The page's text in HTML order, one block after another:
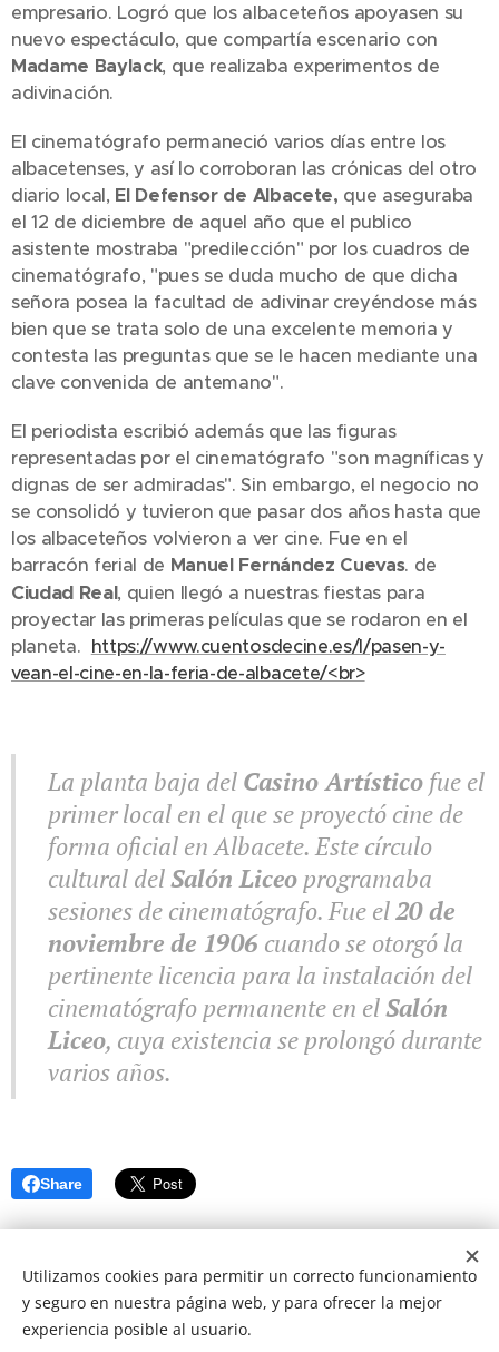
empresario. Logró que los albaceteños apoyasen su
nuevo espectáculo, que compartía escenario con
Madame Baylack, que realizaba experimentos de
adivinación.
El cinematógrafo permaneció varios días entre los
albacetenses, y así lo corroboran las crónicas del otro
diario local, El Defensor de Albacete, que aseguraba
el 12 de diciembre de aquel año que el publico
asistente mostraba "predilección" por los cuadros de
cinematógrafo, "pues se duda mucho de que dicha
señora posea la facultad de adivinar creyéndose más
bien que se trata solo de una excelente memoria y
contesta las preguntas que se le hacen mediante una
clave convenida de antemano".
El periodista escribió además que las figuras
representadas por el cinematógrafo "son magníficas y
dignas de ser admiradas". Sin embargo, el negocio no
se consolidó y tuvieron que pasar dos años hasta que
los albaceteños volvieron a ver cine. Fue en el
barracón ferial de Manuel Fernández Cuevas. de
Ciudad Real, quien llegó a nuestras fiestas para
proyectar las primeras películas que se rodaron en el
planeta. https://www.cuentosdecine.es/l/pasen-y-
vean-el-cine-en-la-feria-de-albacete/<br>
La planta baja del Casino Artístico fue el
primer local en el que se proyectó cine de
forma oficial en Albacete. Este círculo
cultural delSalón Liceo programaba
sesiones de cinematógrafo. Fue el20 de
noviembre de 1906 cuando se otorgó la
pertinente licencia para la instalación del
cinematógrafo permanente en elSalón
Liceo, cuya existencia se prolongó durante
varios años.
Share
Utilizamos cookies para permitir un correcto funcionamiento
y seguro en nuestra página web, y para ofrecer la mejor
experiencia posible al usuario.